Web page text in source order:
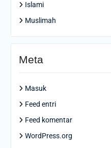
Islami
Muslimah
Meta
Masuk
Feed entri
Feed komentar
WordPress.org